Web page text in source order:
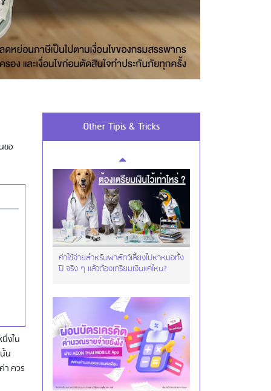
ขอ
งใน
น
า ควร
Other Tipis & Tricks
Using AEON Cards - Using your Card
Securely
ค่าใช้จ่ายสำหรับพาสัตว์เลี้ยงไปหาหมอทั้ง
ปี จริง ๆ แล้วต้องเตรียมเงินแค่ไหน?